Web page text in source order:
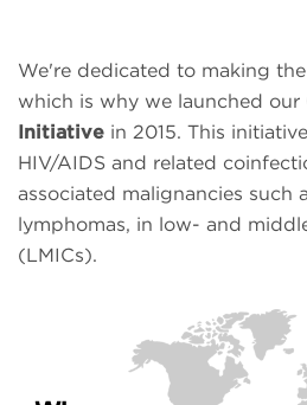
We're dedicated to making
which is why we launched our
Initiative in 2015. This
HIV/AIDS and related
associated malignancies such
lymphomas, in low- and
(LMICs).